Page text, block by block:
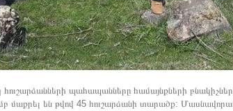
հուշարձանների պահապանները համայնքների
մաքրել են թվով 45 հուշարձանի տարածք: